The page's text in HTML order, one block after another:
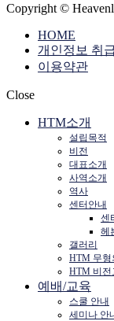
Copyright ©
HOME
개인정보 취
이용약관
Close
HTM소개
설립목적
비전
대표소개
사역소개
역사
센터안내
센
헤
갤러리
HTM 무형
HTM 비전
예배/교육
스쿨 안내
세미나 안